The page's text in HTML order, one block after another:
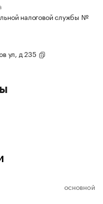
налоговой службы №
ул, д 235
ОСНОВНОЙ